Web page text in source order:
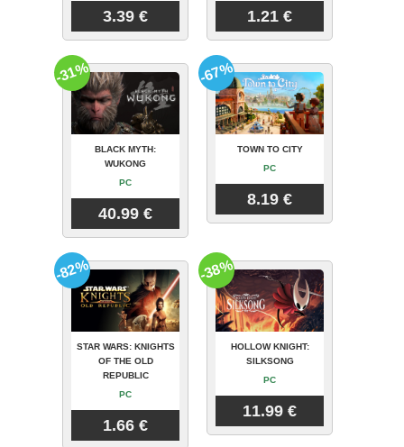
3.39 € 1.21 €
BLACK MYTH:
WUKONG
PC
40.99 €
-31%
TOWN TO CITY
PC
8.19 €
-67%
STAR WARS: KNIGHTS
OF THE OLD
REPUBLIC
PC
1.66 €
-82%
HOLLOW KNIGHT:
SILKSONG
PC
11.99 €
-38%